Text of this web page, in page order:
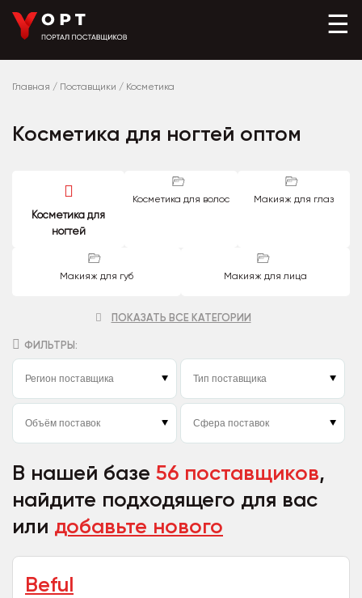
☰
Главная / Поставщики / Косметика
Косметика для ногтей оптом
Косметика для волос
Косметика для
ногтей
Макияж для глаз
Макияж для губ Макияж для лица
ПОКАЗАТЬ ВСЕ КАТЕГОРИИ
ФИЛЬТРЫ:
В нашей базе 56 поставщиков,
найдите подходящего для вас
или добавьте нового
Beful